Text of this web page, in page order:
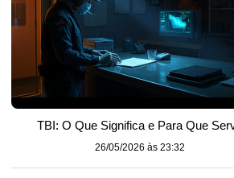
TBI: O Que Significa e Para Que
26/05/2026 às 23:32